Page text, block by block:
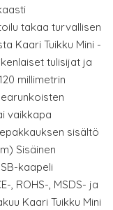
takaa turvallisen
Kaari Tuikku Mini -
tulisijat ja
millimetrin
vaikkapa
sisältö
Sisäinen
kaapeli
, ROHS-, MSDS- ja
Kaari Tuikku Mini